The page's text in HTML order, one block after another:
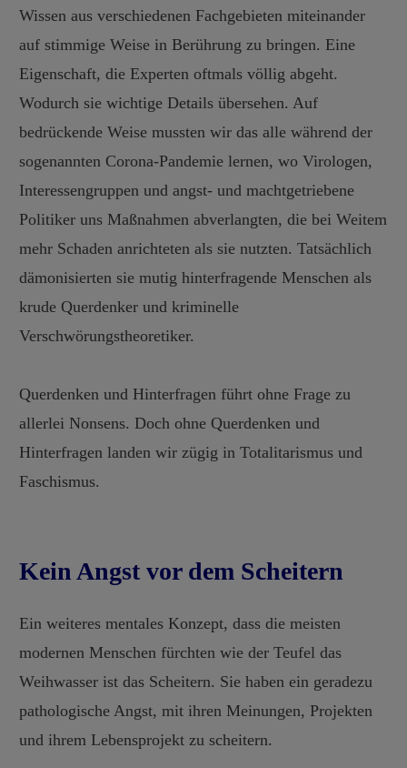
Wissen aus verschiedenen Fachgebieten miteinander
auf stimmige Weise in Berührung zu bringen. Eine
Eigenschaft, die Experten oftmals völlig abgeht.
Wodurch sie wichtige Details übersehen. Auf
bedrückende Weise mussten wir das alle während der
sogenannten Corona-Pandemie lernen, wo Virologen,
Interessengruppen und angst- und machtgetriebene
Politiker uns Maßnahmen abverlangten, die bei Weitem
mehr Schaden anrichteten als sie nutzten. Tatsächlich
dämonisierten sie mutig hinterfragende Menschen als
krude Querdenker und kriminelle
Verschwörungstheoretiker.
Querdenken und Hinterfragen führt ohne Frage zu
allerlei Nonsens. Doch ohne Querdenken und
Hinterfragen landen wir zügig in Totalitarismus und
Faschismus.
Kein Angst vor dem Scheitern
Ein weiteres mentales Konzept, dass die meisten
modernen Menschen fürchten wie der Teufel das
Weihwasser ist das Scheitern. Sie haben ein geradezu
pathologische Angst, mit ihren Meinungen, Projekten
und ihrem Lebensprojekt zu scheitern.